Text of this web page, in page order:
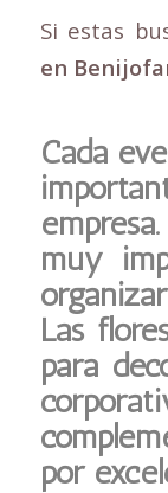
Si estas
en
Cada
muy
Las
para
por